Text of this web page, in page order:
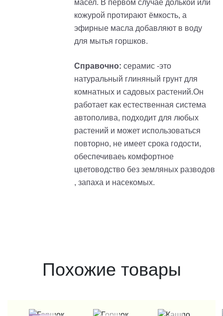
масел. В первом случае долькой или
кожурой протирают ёмкость, а
эфирные масла добавляют в воду
для мытья горшков.
Справочно: серамис -это
натуральный глиняный грунт для
комнатных и садовых растений.Он
работает как естественная система
автополива, подходит для любых
растений и может использоваться
повторно, не имеет срока годости,
обеспечиваеь комфортное
цветоводство без земляных разводов
, запаха и насекомых.
Похожие товары